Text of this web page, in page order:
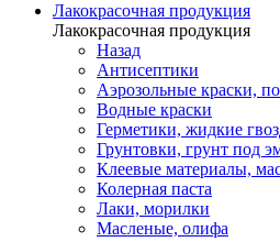
Лакокрасочная продукция
Лакокрасочная продукция
Назад
Антисептики
Аэрозольные краски,
Водные краски
Герметики, жидкие
Грунтовки, грунт под
Клеевые материалы,
Колерная паста
Лаки, морилки
Масленые, олифа